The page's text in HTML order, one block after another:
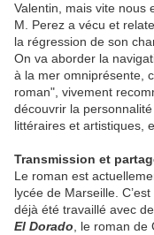
Valentin, mais vite nous
M. Perez a vécu et
la régression de son
On va aborder la
à la mer omniprésente,
roman", vivement
découvrir la
littéraires et artistiques,
Transmission et
Le roman est
lycée de Marseille.
déjà été travaillé avec
El Dorado , le roman